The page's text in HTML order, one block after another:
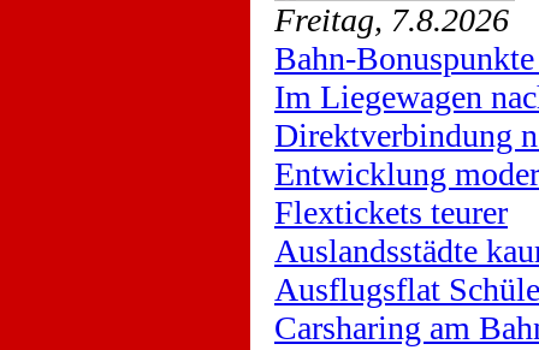
Freitag, 7.8.2026
Bahn-
Im Liegewagen
Direktverbindung
Entwicklung
Flextickets teurer
Auslandsstädte
Ausflugsflat
Carsharing am